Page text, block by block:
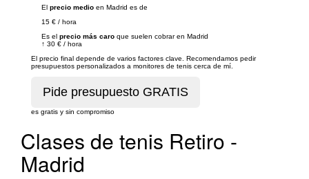
El precio medio en Madrid es de
15 € / hora
Es el precio más caro que suelen cobrar en Madrid
↑ 30 € / hora
El precio final depende de varios factores clave. Recomendamos pedir
presupuestos personalizados a monitores de tenis cerca de mí.
es gratis y sin compromiso
Clases de tenis Retiro -
Madrid